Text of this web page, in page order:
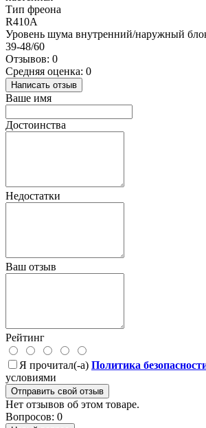
Тип фреона
R410A
Уровень шума внутренний/наружный
39-48/60
Отзывов: 0
Средняя оценка: 0
Написать отзыв
Ваше имя
Достоинства
Недостатки
Ваш отзыв
Рейтинг
Я прочитал(-а) Политика
условиями
Отправить свой отзыв
Нет отзывов об этом товаре.
Вопросов: 0